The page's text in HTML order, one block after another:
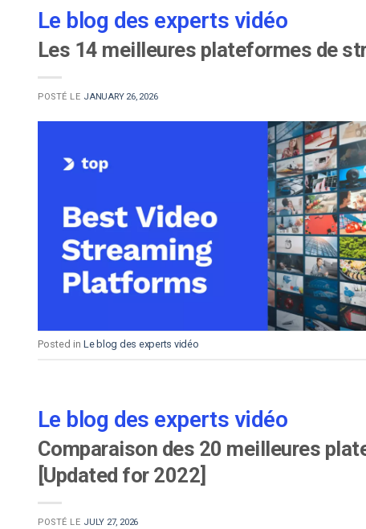
Le blog des experts vidéo
Les 14 meilleures plateformes de
POSTÉ LE JANUARY 26, 2026
Posted in Le blog des experts vidéo
Le blog des experts vidéo
Comparaison des 20 meilleures
[Updated for 2022]
POSTÉ LE JULY 27, 2026